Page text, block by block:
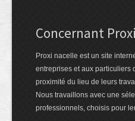
Concernant
Proxi nacelle est un site
entreprises et aux particuliers
proximité du lieu de leurs
Nous travaillons avec une
professionnels, choisis pour